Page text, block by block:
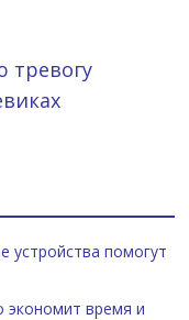
тревогу
устройства помогут
экономит время и